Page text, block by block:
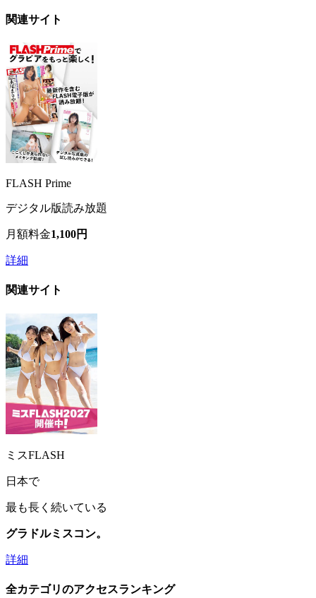
関連サイト
FLASH Prime
デジタル版読み放題
月額料金1,100円
詳細
関連サイト
ミスFLASH
日本で
最も長く続いている
グラドルミスコン。
詳細
全カテゴリのアクセスランキング